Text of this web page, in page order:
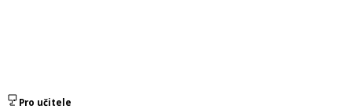
Pro učitele